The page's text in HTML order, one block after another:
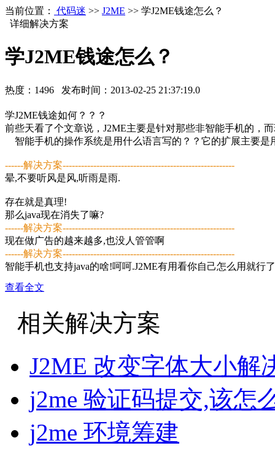
当前位置： 代码迷 >> J2ME >> 学J2ME钱途怎么？
详细解决方案
学J2ME钱途怎么？
热度： 1496 发布时间： 2013-02-25 21:37:19.0
学J2ME钱途如何？？？
前些天看了个文章说，J2ME主要是针对那些非智能手机的，
智能手机的操作系统是用什么语言写的？？它的扩展主要是
------解决方案--------------------------------------------------------
晕,不要听风是风,听雨是雨.
存在就是真理!
那么java现在消失了嘛?
------解决方案--------------------------------------------------------
现在做广告的越来越多,也没人管管啊
------解决方案--------------------------------------------------------
智能手机也支持java的啥!呵呵.J2ME有用看你自己怎么用就行
查看全文
相关解决方案
J2ME 改变字体大小解
j2me 验证码提交,该怎
j2me 环境筹建